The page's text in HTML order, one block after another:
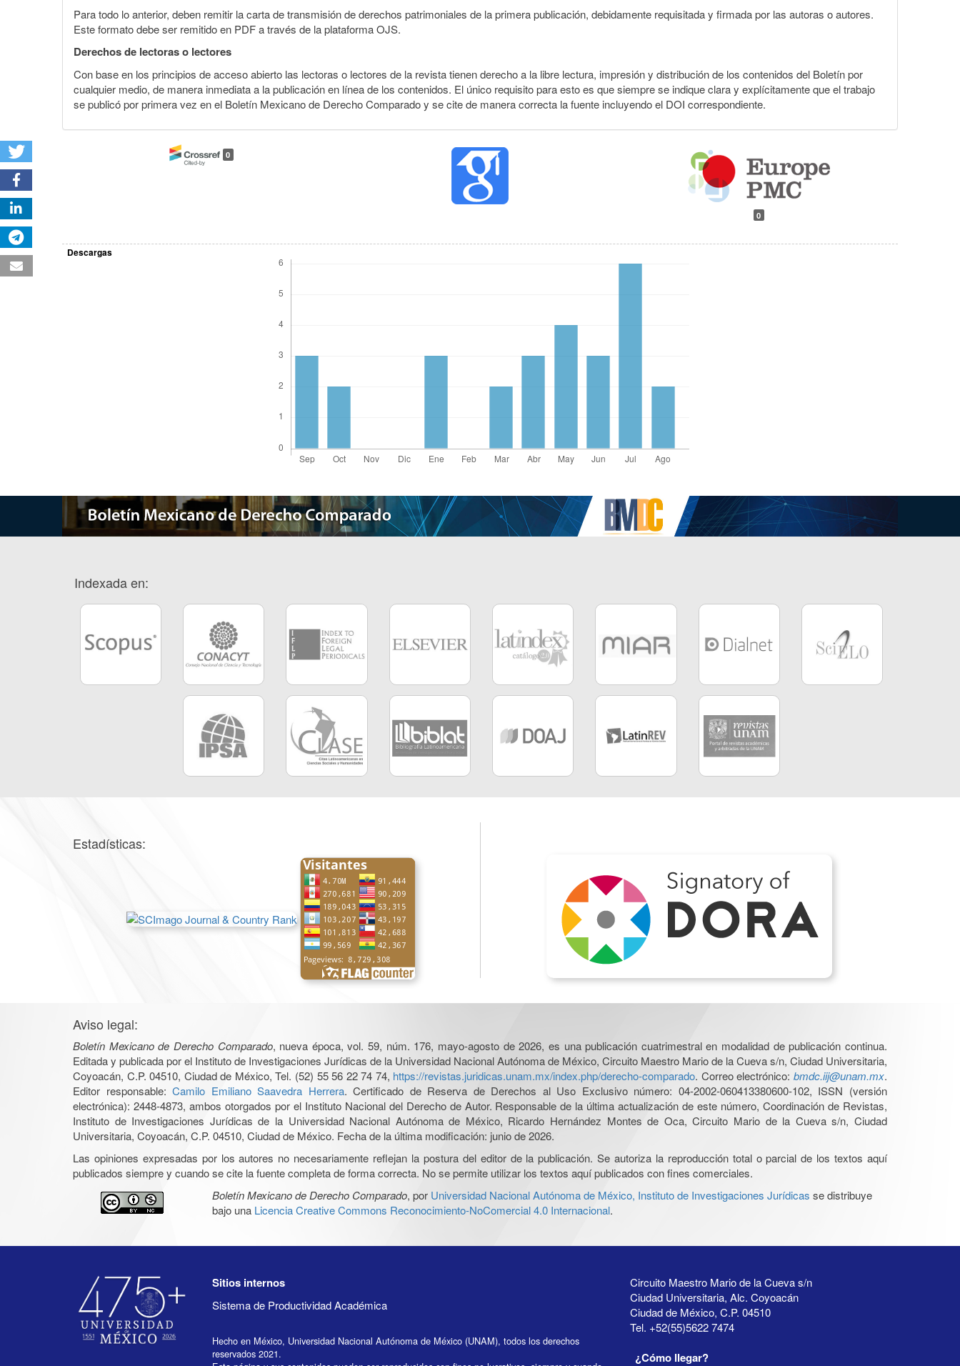
Para todo lo anterior, deben remitir la carta de transmisión de derechos patrimoniales de la primera publicación, debidamente requisitada y firmada por las autoras o autores.
Este formato debe ser remitido en PDF a través de la plataforma OJS.
Derechos de lectoras o lectores
Con base en los principios de acceso abierto las lectoras o lectores de la revista tienen derecho a la libre lectura, impresión y distribución de los contenidos del Boletín por
cualquier medio, de manera inmediata a la publicación en línea de los contenidos. El único requisito para esto es que siempre se indique clara y explícitamente que el trabajo
se publicó por primera vez en el Boletín Mexicano de Derecho Comparado y se cite de manera correcta la fuente incluyendo el DOI correspondiente.
0
0
Descargas
Indexada en:
Estadísticas:
Aviso legal:
Boletín Mexicano de Derecho Comparado, nueva época, vol. 59, núm. 176, mayo-agosto de 2026, es una publicación cuatrimestral en modalidad de publicación continua.
Editada y publicada por el Instituto de Investigaciones Jurídicas de la Universidad Nacional Autónoma de México, Circuito Maestro Mario de la Cueva s/n, Ciudad Universitaria,
Coyoacán, C.P. 04510, Ciudad de México, Tel. (52) 55 56 22 74 74, https://revistas.juridicas.unam.mx/index.php/derecho-comparado. Correo electrónico: bmdc.iij@unam.mx.
Editor responsable:Camilo Emiliano Saavedra Herrera. Certificado de Reserva de Derechos al Uso Exclusivo número: 04-2002-060413380600-102, ISSN (versión
electrónica): 2448-4873, ambos otorgados por el Instituto Nacional del Derecho de Autor. Responsable de la última actualización de este número, Coordinación de Revistas,
Instituto de Investigaciones Jurídicas de la Universidad Nacional Autónoma de México, Ricardo Hernández Montes de Oca, Circuito Mario de la Cueva s/n, Ciudad
Universitaria, Coyoacán, C.P. 04510, Ciudad de México. Fecha de la última modificación: junio de 2026.
Las opiniones expresadas por los autores no necesariamente reflejan la postura del editor de la publicación. Se autoriza la reproducción total o parcial de los textos aquí
publicados siempre y cuando se cite la fuente completa de forma correcta. No se permite utilizar los textos aquí publicados con fines comerciales.
Boletín Mexicano de Derecho Comparado, por Universidad Nacional Autónoma de México, Instituto de Investigaciones Jurídicas se distribuye
bajo una Licencia Creative Commons Reconocimiento-NoComercial 4.0 Internacional.
Sitios internos
Sistema de Productividad Académica
Hecho en México, Universidad Nacional Autónoma de México (UNAM), todos los derechos
reservados 2021.
Circuito Maestro Mario de la Cueva s/n
Ciudad Universitaria, Alc. Coyoacán
Ciudad de México, C.P. 04510
Tel. +52(55)5622 7474
¿Cómo llegar?